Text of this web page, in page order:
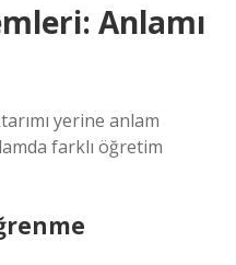
Anlamı
yerine anlam
farklı öğretim